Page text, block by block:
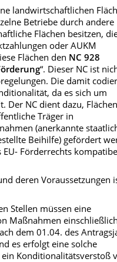
landwirtschaftlichen
Betriebe durch andere
Flächen besitzen,
oder AUKM
Flächen den NC 928
“. Dieser NC ist
Die damit
da es sich um
Der NC dient dazu,
Träger in
(anerkannte
Beihilfe) gefördert
Förderrechts
deren Voraussetzungen
Stellen müssen eine
Maßnahmen
dem 01.04. des
es erfolgt eine solche
Konditionalitätsverstoß